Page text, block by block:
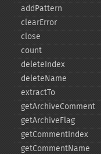
addPattern
clearError
close
count
deleteIndex
deleteName
extractTo
getArchiveComment
getArchiveFlag
getCommentIndex
getCommentName